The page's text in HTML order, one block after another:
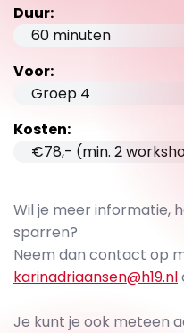
Duur:
60 minuten
Voor:
Groep 4
Kosten:
€78,- (min. 2
Wil je meer informatie,
sparren?
Neem dan contact op
karinadriaansen@h19.nl
Je kunt je ook meteen